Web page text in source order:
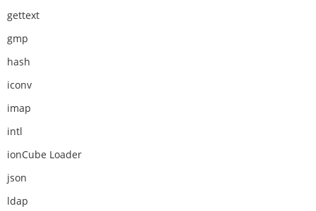
gettext
gmp
hash
iconv
imap
intl
ionCube Loader
json
ldap